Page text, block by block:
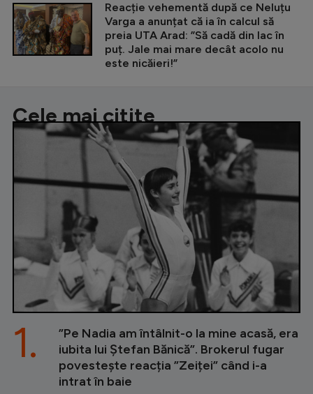
Reacție vehementă după ce Neluțu
Varga a anunțat că ia în calcul să
preia UTA Arad: ”Să cadă din lac în
puț. Jale mai mare decât acolo nu
este nicăieri!”
Cele mai citite
”Pe Nadia am întâlnit-o la mine acasă, era
iubita lui Ștefan Bănică”. Brokerul fugar
povestește reacția ”Zeiței” când i-a
intrat în baie
1.